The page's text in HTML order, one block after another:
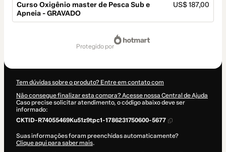
Curso Oxigênio master de Pesca Sub e
Apneia - GRAVADO
US$ 187,00
protegido por
Tem dúvidas sobre o produto? Entre em contato com
Não consegue finalizar esta compra? Acesse nossa Central de Ajuda
Caso precise solicitar atendimento, o código abaixo deve ser
informado:
CKTID-R74055469Ku51z9tpc1-1786231750600-5677
Suas informações foram preenchidas automaticamente?
Clique aqui para saber mais.